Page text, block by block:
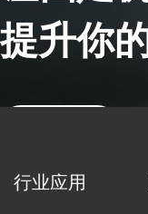
提升你
行业应用